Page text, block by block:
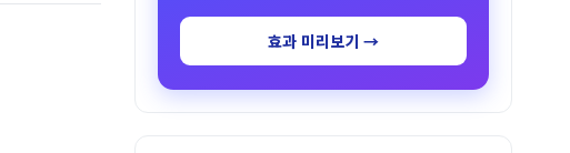
효과 미리보기 →